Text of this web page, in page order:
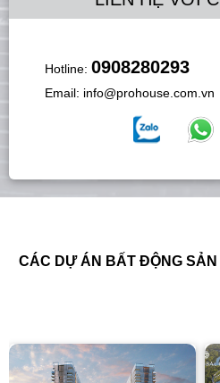
Hotline: 0908280293
Email: info@prohouse.com.vn
CÁC DỰ ÁN BẤT ĐỘNG SẢN